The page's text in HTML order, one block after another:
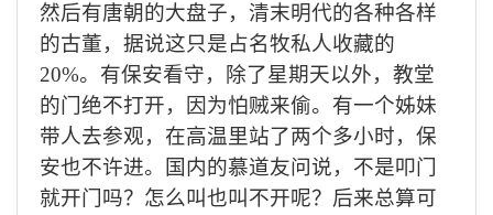
然后有唐朝的大盘子，清末明代的各种各样
的古董，据说这只是占名牧私人收藏的
20%。有保安看守，除了星期天以外，教堂
的门绝不打开，因为怕贼来偷。有一个姊妹
带人去参观，在高温里站了两个多小时，保
安也不许进。国内的慕道友问说，不是叩门
就开门吗？怎么叫也叫不开呢？后来总算可